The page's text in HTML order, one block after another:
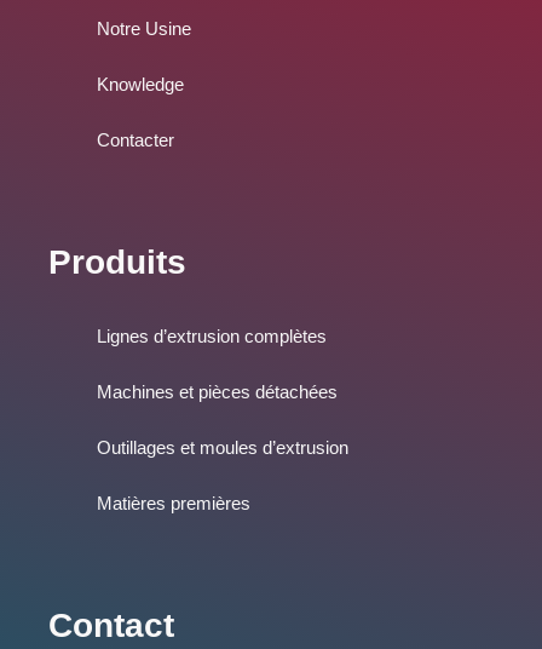
Notre Usine
Knowledge
Contacter
Produits
Lignes d’extrusion complètes
Machines et pièces détachées
Outillages et moules d’extrusion
Matières premières
Contact